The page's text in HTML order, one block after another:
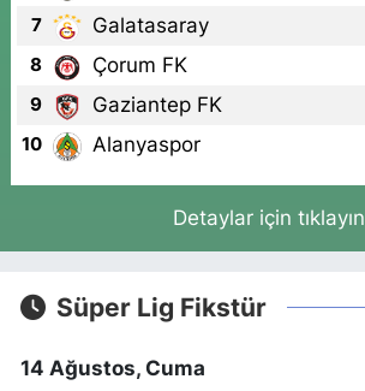
7 Galatasaray
8 Çorum FK
9 Gaziantep FK
10 Alanyaspor
Detaylar için tıklayın
Süper Lig Fikstür
14 Ağustos, Cuma